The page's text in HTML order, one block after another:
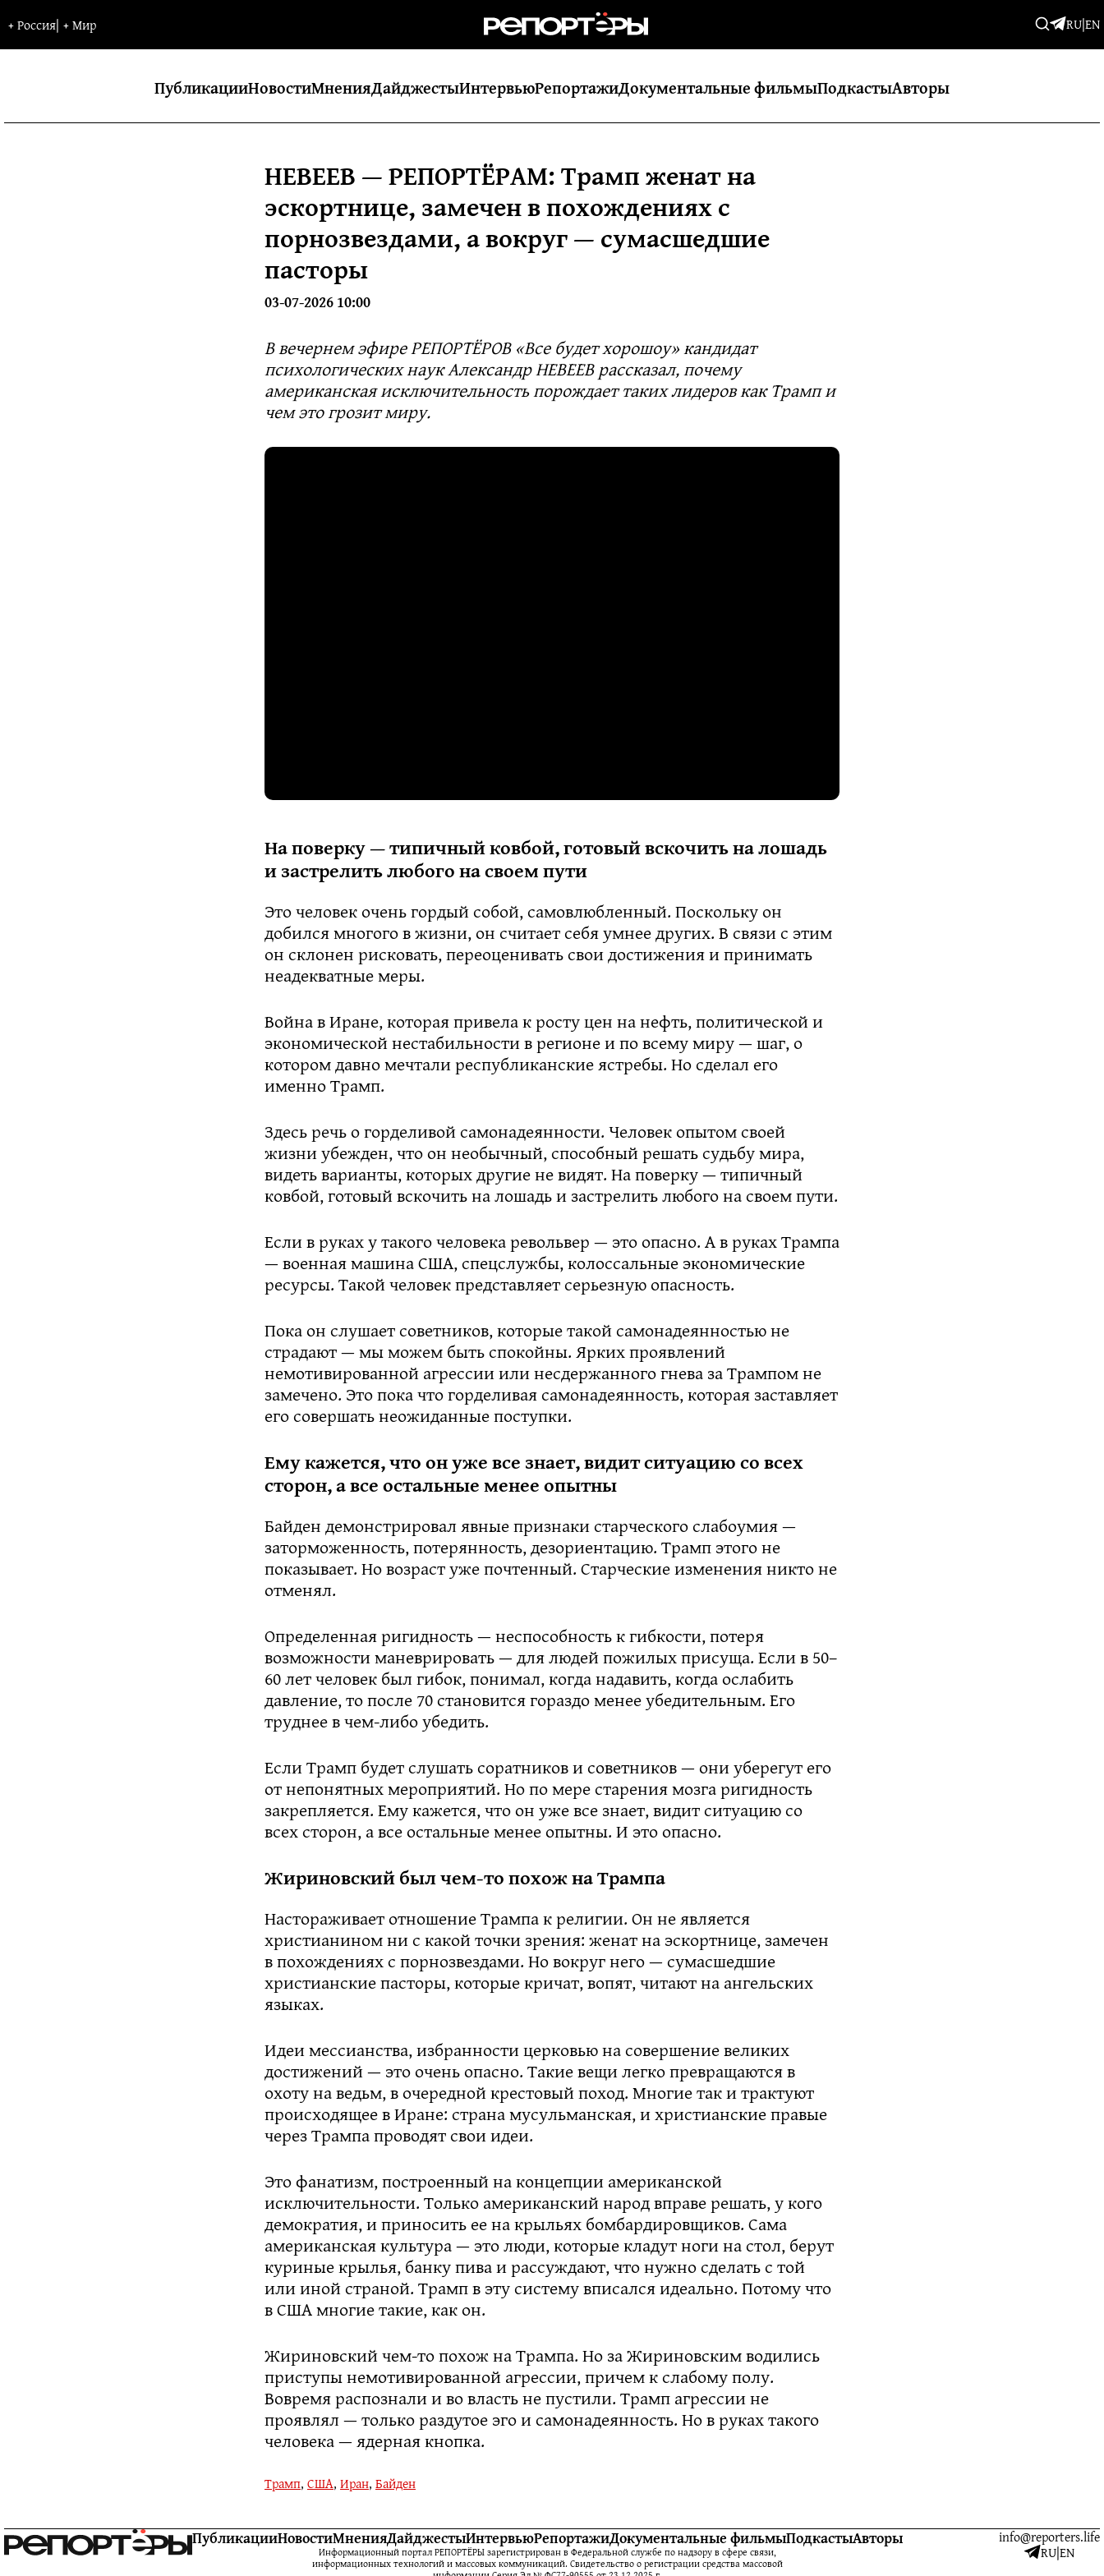
+Россия| +Мир RU|EN
ПубликацииНовостиМненияДайджестыИнтервьюРепортажиДокументальные фильмыПодкастыАвторы
НЕВЕЕВ — РЕПОРТЁРАМ: Трамп женат на
эскортнице, замечен в похождениях с
порнозвездами, а вокруг — сумасшедшие
пасторы
03-07-2026 10:00
В вечернем эфире РЕПОРТЁРОВ «Все будет хорошоу» кандидат
психологических наук Александр НЕВЕЕВ рассказал, почему
американская исключительность порождает таких лидеров как Трамп и
чем это грозит миру.
На поверку — типичный ковбой, готовый вскочить на лошадь
и застрелить любого на своем пути
Это человек очень гордый собой, самовлюбленный. Поскольку он
добился многого в жизни, он считает себя умнее других. В связи с этим
он склонен рисковать, переоценивать свои достижения и принимать
неадекватные меры.
Война в Иране, которая привела к росту цен на нефть, политической и
экономической нестабильности в регионе и по всему миру — шаг, о
котором давно мечтали республиканские ястребы. Но сделал его
именно Трамп.
Здесь речь о горделивой самонадеянности. Человек опытом своей
жизни убежден, что он необычный, способный решать судьбу мира,
видеть варианты, которых другие не видят. На поверку — типичный
ковбой, готовый вскочить на лошадь и застрелить любого на своем пути.
Если в руках у такого человека револьвер — это опасно. А в руках Трампа
— военная машина США, спецслужбы, колоссальные экономические
ресурсы. Такой человек представляет серьезную опасность.
Пока он слушает советников, которые такой самонадеянностью не
страдают — мы можем быть спокойны. Ярких проявлений
немотивированной агрессии или несдержанного гнева за Трампом не
замечено. Это пока что горделивая самонадеянность, которая заставляет
его совершать неожиданные поступки.
Ему кажется, что он уже все знает, видит ситуацию со всех
сторон, а все остальные менее опытны
Байден демонстрировал явные признаки старческого слабоумия —
заторможенность, потерянность, дезориентацию. Трамп этого не
показывает. Но возраст уже почтенный. Старческие изменения никто не
отменял.
Определенная ригидность — неспособность к гибкости, потеря
возможности маневрировать — для людей пожилых присуща. Если в 50–
60 лет человек был гибок, понимал, когда надавить, когда ослабить
давление, то после 70 становится гораздо менее убедительным. Его
труднее в чем-либо убедить.
Если Трамп будет слушать соратников и советников — они уберегут его
от непонятных мероприятий. Но по мере старения мозга ригидность
закрепляется. Ему кажется, что он уже все знает, видит ситуацию со
всех сторон, а все остальные менее опытны. И это опасно.
Жириновский был чем-то похож на Трампа
Настораживает отношение Трампа к религии. Он не является
христианином ни с какой точки зрения: женат на эскортнице, замечен
в похождениях с порнозвездами. Но вокруг него — сумасшедшие
христианские пасторы, которые кричат, вопят, читают на ангельских
языках.
Идеи мессианства, избранности церковью на совершение великих
достижений — это очень опасно. Такие вещи легко превращаются в
охоту на ведьм, в очередной крестовый поход. Многие так и трактуют
происходящее в Иране: страна мусульманская, и христианские правые
через Трампа проводят свои идеи.
Это фанатизм, построенный на концепции американской
исключительности. Только американский народ вправе решать, у кого
демократия, и приносить ее на крыльях бомбардировщиков. Сама
американская культура — это люди, которые кладут ноги на стол, берут
куриные крылья, банку пива и рассуждают, что нужно сделать с той
или иной страной. Трамп в эту систему вписался идеально. Потому что
в США многие такие, как он.
Жириновский чем-то похож на Трампа. Но за Жириновским водились
приступы немотивированной агрессии, причем к слабому полу.
Вовремя распознали и во власть не пустили. Трамп агрессии не
проявлял — только раздутое эго и самонадеянность. Но в руках такого
человека — ядерная кнопка.
Трамп, США, Иран, Байден
ПубликацииНовостиМненияДайджестыИнтервьюРепортажиДокументальные фильмыПодкастыАвторы
Информационный портал РЕПОРТЁРЫ зарегистрирован в Федеральной службе по надзору в сфере связи,
информационных технологий и массовых коммуникаций. Свидетельство о регистрации средства массовой
info@reporters.life
RU|EN